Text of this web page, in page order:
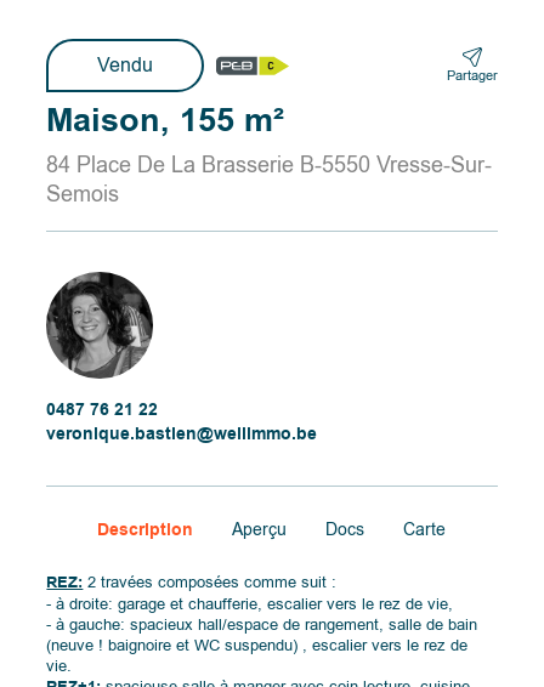
Vendu Partager
Maison, 155 m²
84 Place De La Brasserie B-5550 Vresse-Sur-
Semois
0487 76 21 22
veronique.bastien@wellimmo.be
Description Aperçu Docs Carte
REZ: 2 travées composées comme suit :
- à droite: garage et chaufferie, escalier vers le rez de vie,
- à gauche: spacieux hall/espace de rangement, salle de bain
(neuve ! baignoire et WC suspendu) , escalier vers le rez de
vie.